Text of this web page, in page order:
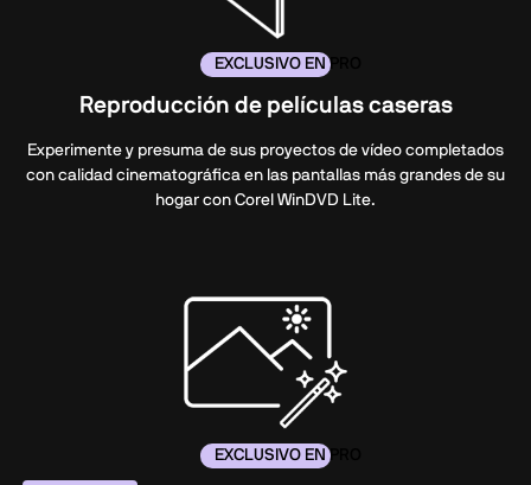
EXCLUSIVO EN PRO
Reproducción de películas caseras
Experimente y presuma de sus proyectos de vídeo completados
con calidad cinematográfica en las pantallas más grandes de su
hogar con Corel WinDVD Lite.
EXCLUSIVO EN PRO